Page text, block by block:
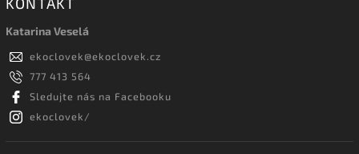
Katarina Veselá
ekoclovek@ekoclovek.cz
777 413 564
Sledujte nás na Facebooku
ekoclovek/